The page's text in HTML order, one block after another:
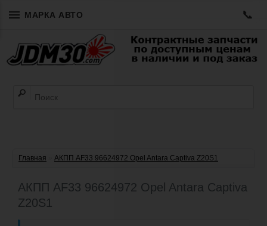
МАРКА АВТО 📞
Главная АКПП AF33 96624972 Opel Antara Captiva Z20S1
АКПП AF33 96624972 Opel Antara Captiva
Z20S1